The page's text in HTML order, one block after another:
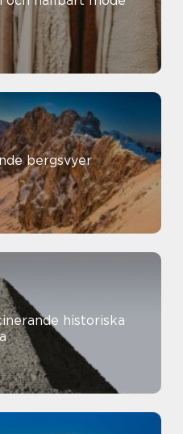
bergsvyer
historiska